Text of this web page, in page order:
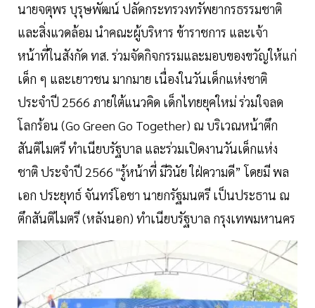
นายจตุพร บุรุษพัฒน์ ปลัดกระทรวงทรัพยากรธรรมชาติ
และสิ่งแวดล้อม นำคณะผู้บริหาร ข้าราชการ และเจ้า
หน้าที่ในสังกัด ทส. ร่วมจัดกิจกรรมและมอบของขวัญให้แก่
เด็ก ๆ และเยาวชน มากมาย เนื่องในวันเด็กแห่งชาติ
ประจำปี 2566 ภายใต้แนวคิด เด็กไทยยุคใหม่ ร่วมใจลด
โลกร้อน (Go Green Go Together) ณ บริเวณหน้าตึก
สันติไมตรี ทำเนียบรัฐบาล และร่วมเปิดงานวันเด็กแห่ง
ชาติ ประจำปี 2566 "รู้หน้าที่ มีวินัย ใฝ่ความดี” โดยมี พล
เอก ประยุทธ์ จันทร์โอชา นายกรัฐมนตรี เป็นประธาน ณ
ตึกสันติไมตรี (หลังนอก) ทำเนียบรัฐบาล กรุงเทพมหานคร